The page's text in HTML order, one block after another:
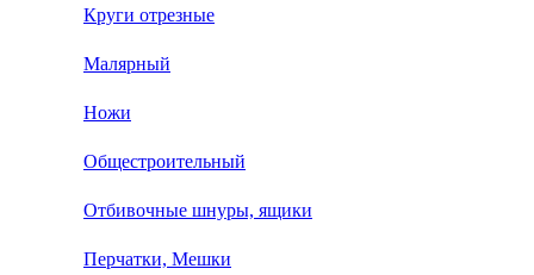
Круги отрезные
Малярный
Ножи
Общестроительный
Отбивочные шнуры, ящики
Перчатки, Мешки